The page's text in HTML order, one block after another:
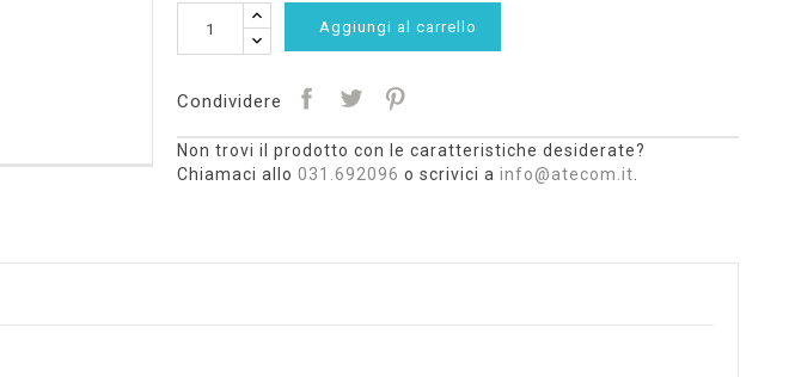
Aggiungi al carrello
Condividere
Non trovi il prodotto con le caratteristiche desiderate?
Chiamaci allo 031.692096 o scrivici a info@atecom.it